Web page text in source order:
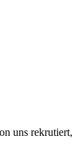
uns rekrutiert,